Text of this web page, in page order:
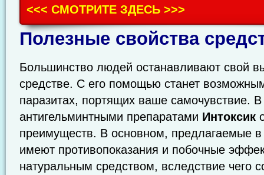
<<< СМОТРИТЕ ЗДЕСЬ >>>
Полезные свойства
Большинство людей останавливают свой
средстве. С его помощью станет
паразитах, портящих ваше самочувствие.
антигельминтными препаратами Интоксик
преимуществ. В основном, предлагаемые в
имеют противопоказания и побочные
натуральным средством, вследствие чего